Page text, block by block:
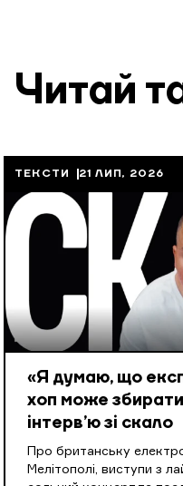
Читай
ТЕКСТИ 21 ЛИП, 2026
«Я думаю, що
хоп може збирати
інтерв’ю зі скало
Про британську
Мелітополі, виступи з